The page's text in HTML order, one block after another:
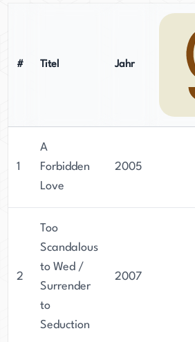
# Titel Jahr
1
A
Forbidden
Love
2005
2
Too
Scandalous
to Wed /
Surrender
to
Seduction
2007